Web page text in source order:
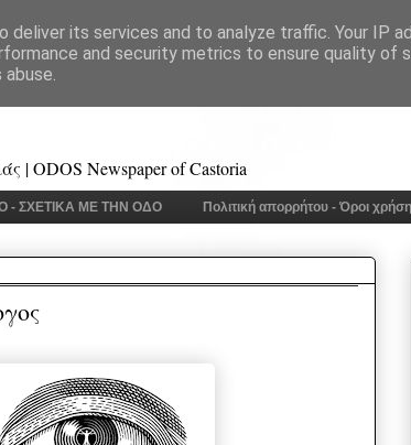
| ODOS Newspaper of Castoria
- ΣΧΕΤΙΚΑ ΜΕ ΤΗΝ ΟΔΟ Πολιτική απορρήτου - Όροι
its services and to analyze traffic. Your IP
and security metrics to ensure quality of